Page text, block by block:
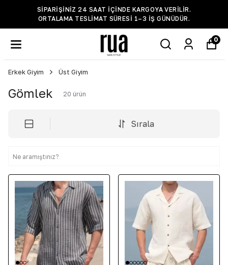
24 SAAT IÇINDE KARGOYA VERILIR.
TESLIMAT SÜRESI 1–3 IŞ GÜNÜDÜR.
0
Erkek Giyim Üst Giyim
Gömlek 20 ürün
Sırala